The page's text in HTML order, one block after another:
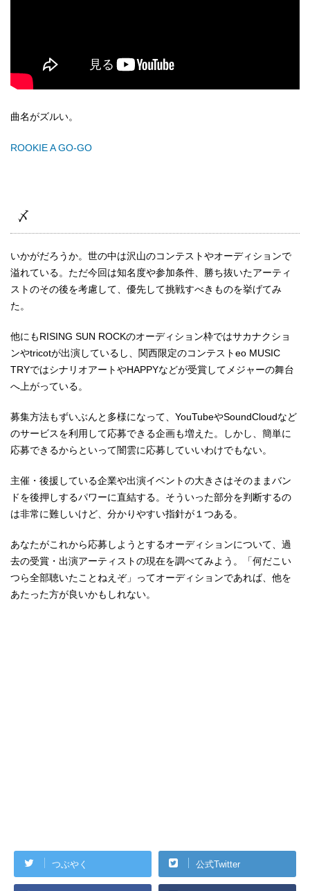
曲名がズルい。
ROOKIE A GO-GO
〆
いかがだろうか。世の中は沢山のコンテストやオーディションで
溢れている。ただ今回は知名度や参加条件、勝ち抜いたアーティ
ストのその後を考慮して、優先して挑戦すべきものを挙げてみ
た。
他にもRISING SUN ROCKのオーディション枠ではサカナクショ
ンやtricotが出演しているし、関西限定のコンテストeo MUSIC
TRYではシナリオアートやHAPPYなどが受賞してメジャーの舞台
へ上がっている。
募集方法もずいぶんと多様になって、YouTubeやSoundCloudなど
のサービスを利用して応募できる企画も増えた。しかし、簡単に
応募できるからといって闇雲に応募していいわけでもない。
主催・後援している企業や出演イベントの大きさはそのままバン
ドを後押しするパワーに直結する。そういった部分を判断するの
は非常に難しいけど、分かりやすい指針が１つある。
あなたがこれから応募しようとするオーディションについて、過
去の受賞・出演アーティストの現在を調べてみよう。「何だこい
つら全部聴いたことねえぞ」ってオーディションであれば、他を
あたった方が良いかもしれない。
つぶやく 公式Twitter